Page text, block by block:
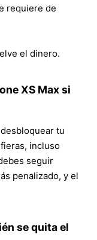
requiere de
el dinero.
XS Max si
tu
incluso
seguir
penalizado, y el
se quita el